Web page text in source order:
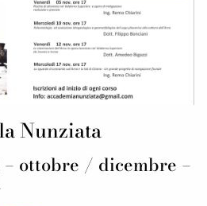
Nunziata
ottobre / dicembre –